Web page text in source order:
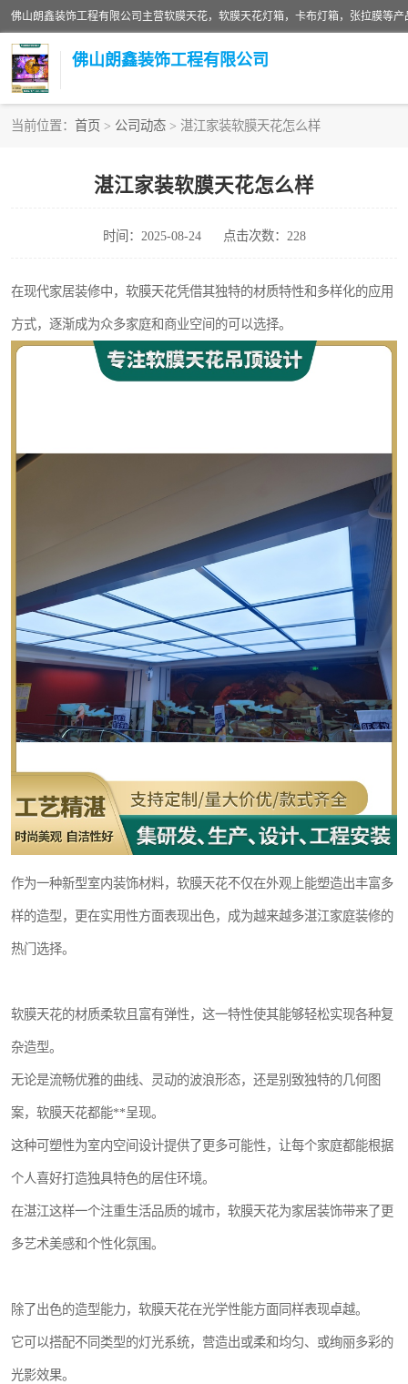
佛山朗鑫装饰工程有限公司
当前位置： 首页 > 公司动态 > 湛江家装软膜天花怎么样
湛江家装软膜天花怎么样
时间：2025-08-24 点击次数：228
在现代家居装修中，软膜天花凭借其独特的材质特性和多样化的应用
方式，逐渐成为众多家庭和商业空间的可以选择。
作为一种新型室内装饰材料，软膜天花不仅在外观上能塑造出丰富多
样的造型，更在实用性方面表现出色，成为越来越多湛江家庭装修的
热门选择。
软膜天花的材质柔软且富有弹性，这一特性使其能够轻松实现各种复
杂造型。
无论是流畅优雅的曲线、灵动的波浪形态，还是别致独特的几何图
案，软膜天花都能**呈现。
这种可塑性为室内空间设计提供了更多可能性，让每个家庭都能根据
个人喜好打造独具特色的居住环境。
在湛江这样一个注重生活品质的城市，软膜天花为家居装饰带来了更
多艺术美感和个性化氛围。
除了出色的造型能力，软膜天花在光学性能方面同样表现卓越。
它可以搭配不同类型的灯光系统，营造出或柔和均匀、或绚丽多彩的
光影效果。